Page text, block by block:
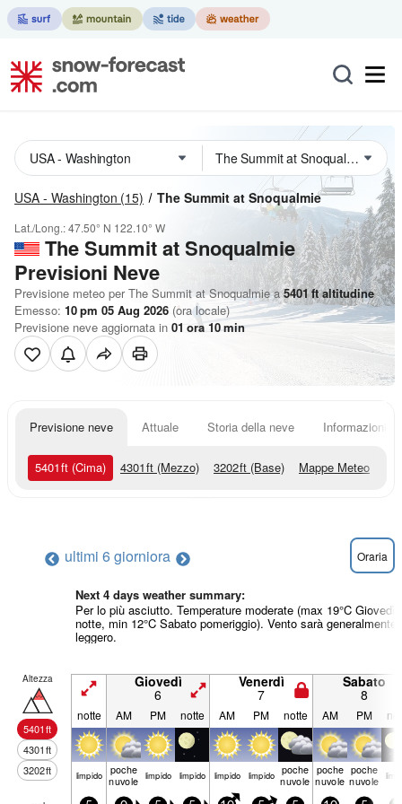
USA - Washington (15) The Summit at Snoqualmie
Lat./Long.:47.50° N 122.10° W
The Summit at Snoqualmie
Previsioni Neve
Previsione meteo per The Summit at Snoqualmie a 5401ftaltitudine
Emesso: 10 pm 05 Aug 2026 (ora locale)
Previsione neve aggiornata in 01 ora 10min
Previsione neve Attuale Storia della neve Informazioni
5401ft (Cima) 4301ft (Mezzo) 3202ft (Base) Mappe Meteo
ultimi 6 giorniora Oraria
Next 4 days weather summary:
Per lo più asciutto. Temperature moderate (max 19°C Giovedì
notte, min 12°C Sabato pomeriggio). Vento sarà generalmente
leggero.
Altezza
5401ft
4301ft
3202ft
Giovedì
6
Venerdì
7
Sabato
8
notte AM PM notte AM PM notte AM PM
limp­ido poche
nuvole limp­ido limp­ido limp­ido limp­ido poche
nuvole
poche
nuvole
poche
nuvole